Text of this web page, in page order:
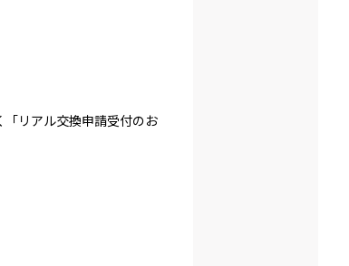
リアル交換申請受付のお